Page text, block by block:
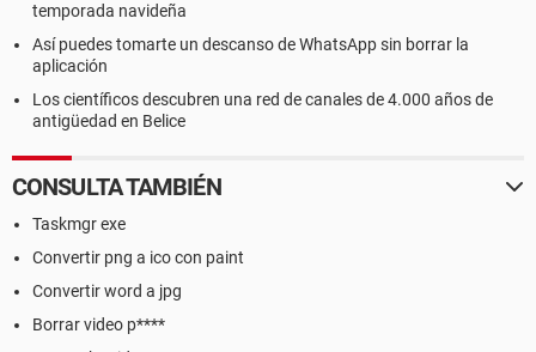
temporada navideña
Así puedes tomarte un descanso de WhatsApp sin borrar la
aplicación
Los científicos descubren una red de canales de 4.000 años de
antigüedad en Belice
CONSULTA TAMBIÉN
Taskmgr exe
Convertir png a ico con paint
Convertir word a jpg
Borrar video p****